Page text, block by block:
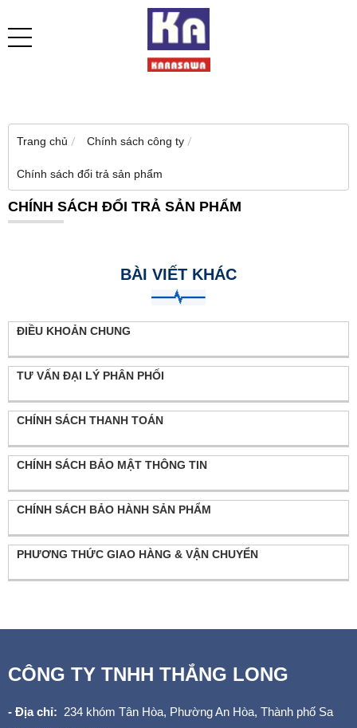
Trang chủ Chính sách công ty
Chính sách đổi trả sản phẩm
CHÍNH SÁCH ĐỔI TRẢ SẢN PHẨM
BÀI VIẾT KHÁC
ĐIỀU KHOẢN CHUNG
TƯ VẤN ĐẠI LÝ PHÂN PHỐI
CHÍNH SÁCH THANH TOÁN
CHÍNH SÁCH BẢO MẬT THÔNG TIN
CHÍNH SÁCH BẢO HÀNH SẢN PHẨM
PHƯƠNG THỨC GIAO HÀNG & VẬN CHUYỂN
CÔNG TY TNHH THẮNG LONG
- Địa chỉ: 234 khóm Tân Hòa, Phường An Hòa, Thành phố Sa